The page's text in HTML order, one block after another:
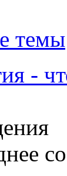
темы
-